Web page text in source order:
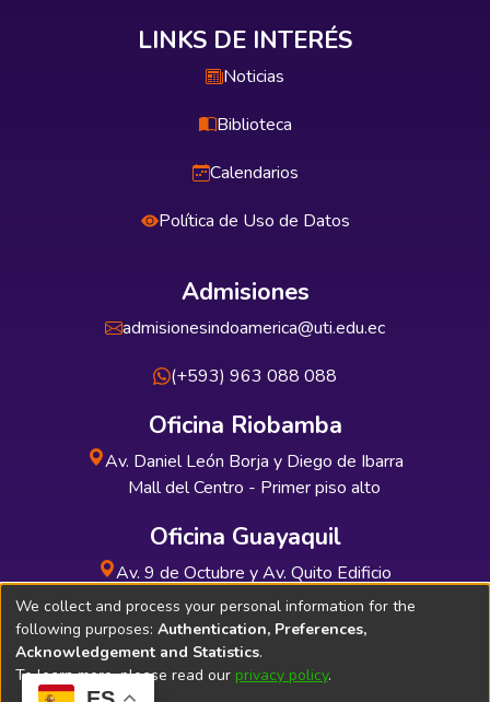
LINKS DE INTERÉS
Noticias
Biblioteca
Calendarios
Política de Uso de Datos
Admisiones
admisionesindoamerica@uti.edu.ec
(+593) 963 088 088
Oficina Riobamba
Av. Daniel León Borja y Diego de Ibarra
Mall del Centro - Primer piso alto
Oficina Guayaquil
Av. 9 de Octubre y Av. Quito Edificio
INDUAUTO - Planta baja
We collect and process your personal information for the
following purposes: Authentication, Preferences,
Acknowledgement and Statistics.
To learn more, please read our privacy policy.